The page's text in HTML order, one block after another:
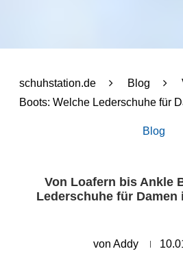
schuhstation.de Blog
Boots: Welche Lederschuhe für
Blog
Von Loafern bis Ankle
Lederschuhe für Damen
von Addy